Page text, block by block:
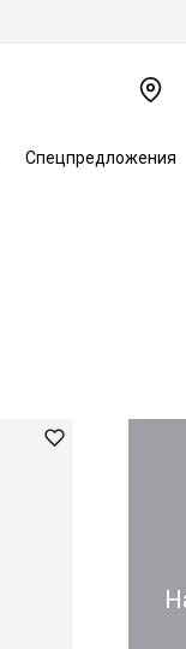
Спецпредложения